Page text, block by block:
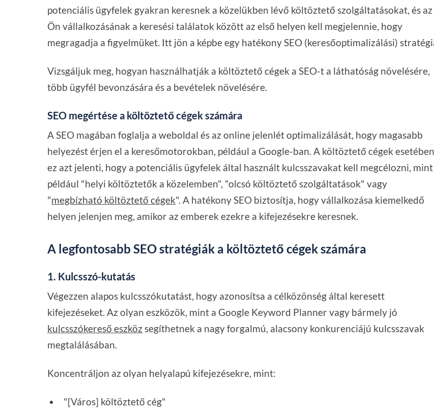
potenciális ügyfelek gyakran keresnek a közelükben lévő költöztető szolgáltatásokat, és az
Ön vállalkozásának a keresési találatok között az első helyen kell megjelennie, hogy
megragadja a figyelmüket. Itt jön a képbe egy hatékony SEO (keresőoptimalizálási)
Vizsgáljuk meg, hogyan használhatják a költöztető cégek a SEO-t a láthatóság növelésére,
több ügyfél bevonzására és a bevételek növelésére.
SEO megértése a költöztető cégek számára
A SEO magában foglalja a weboldal és az online jelenlét optimalizálását, hogy magasabb
helyezést érjen el a keresőmotorokban, például a Google-ban. A költöztető cégek esetében
ez azt jelenti, hogy a potenciális ügyfelek által használt kulcsszavakat kell megcélozni, mint
például "helyi költöztetők a közelemben", "olcsó költöztető szolgáltatások" vagy
"megbízható költöztető cégek". A hatékony SEO biztosítja, hogy vállalkozása kiemelkedő
helyen jelenjen meg, amikor az emberek ezekre a kifejezésekre keresnek.
A legfontosabb SEO stratégiák a költöztető cégek számára
1. Kulcsszó-kutatás
Végezzen alapos kulcsszókutatást, hogy azonosítsa a célközönség által keresett
kifejezéseket. Az olyan eszközök, mint a Google Keyword Planner vagy bármely jó
kulcsszókereső eszköz segíthetnek a nagy forgalmú, alacsony konkurenciájú kulcsszavak
megtalálásában.
Koncentráljon az olyan helyalapú kifejezésekre, mint:
"[Város] költöztető cég"